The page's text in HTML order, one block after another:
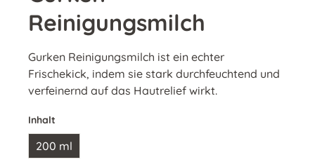
Reinigungsmilch
Gurken Reinigungsmilch ist ein echter
Frischekick, indem sie stark durchfeuchtend und
verfeinernd auf das Hautrelief wirkt.
Inhalt
200 ml